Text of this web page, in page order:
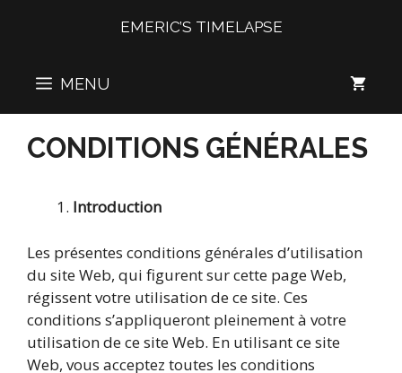
EMERIC’S TIMELAPSE
MENU
CONDITIONS GÉNÉRALES
Introduction
Les présentes conditions générales d’utilisation
du site Web, qui figurent sur cette page Web,
régissent votre utilisation de ce site. Ces
conditions s’appliqueront pleinement à votre
utilisation de ce site Web. En utilisant ce site
Web, vous acceptez toutes les conditions